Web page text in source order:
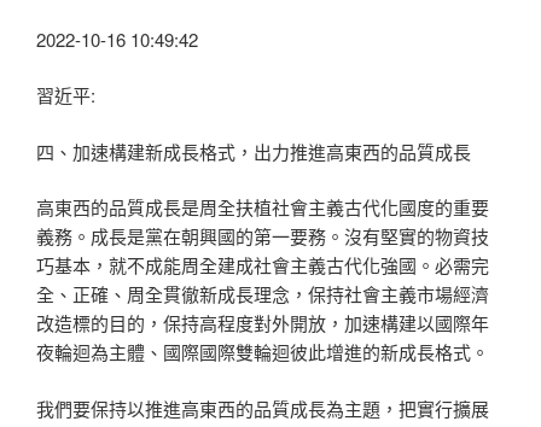
2022-10-16 10:49:42
習近平:
四、加速構建新成長格式，出力推進高東西的品質成長
高東西的品質成長是周全扶植社會主義古代化國度的重要
義務。成長是黨在朝興國的第一要務。沒有堅實的物資技
巧基本，就不成能周全建成社會主義古代化強國。必需完
全、正確、周全貫徹新成長理念，保持社會主義市場經濟
改造標的目的，保持高程度對外開放，加速構建以國際年
夜輪迴為主體、國際國際雙輪迴彼此增進的新成長格式。
我們要保持以推進高東西的品質成長為主題，把實行擴展